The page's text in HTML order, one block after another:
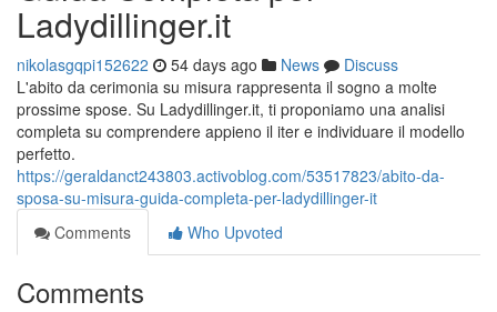
Ladydillinger.it
nikolasgqpi152622 54 days ago News
Discuss
L'abito da cerimonia su misura rappresenta il sogno a molte
prossime spose. Su Ladydillinger.it, ti proponiamo una analisi
completa su comprendere appieno il iter e individuare il modello
perfetto.
https://geraldanct243803.activoblog.com/53517823/abito-da-
sposa-su-misura-guida-completa-per-ladydillinger-it
Comments
Who Upvoted
Comments